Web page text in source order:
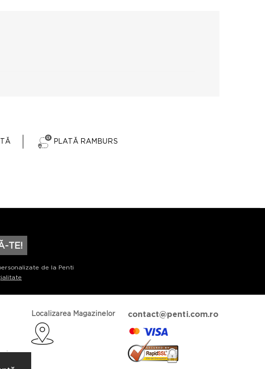
PLATĂ RAMBURS
TE!
de la Penti
Localizarea Magazinelor contact@penti.com.ro